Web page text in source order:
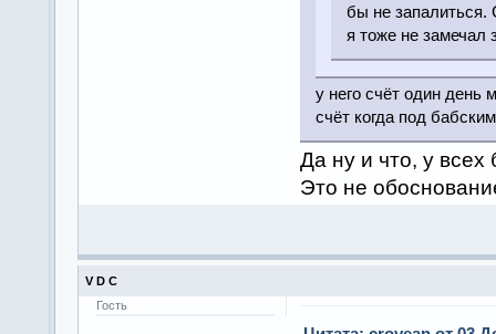
бы не запалиться.
я тоже не замечал
у него счёт один день
счёт когда под
Да ну и что, у всех
Это не
V D C
Гость